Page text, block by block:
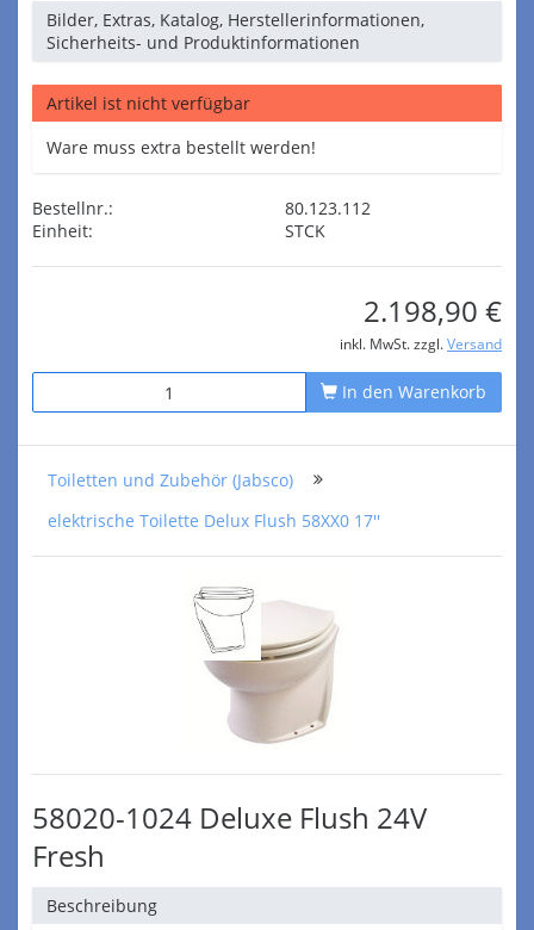
Bilder, Extras, Katalog, Herstellerinformationen,
Sicherheits- und Produktinformationen
Artikel ist nicht verfügbar
Ware muss extra bestellt werden!
Bestellnr.:
80.123.112
Einheit:
STCK
2.198,90 €
inkl. MwSt. zzgl. Versand
In den Warenkorb
Toiletten und Zubehör (Jabsco)
elektrische Toilette Delux Flush 58XX0 17''
58020-1024 Deluxe Flush 24V
Fresh
Beschreibung